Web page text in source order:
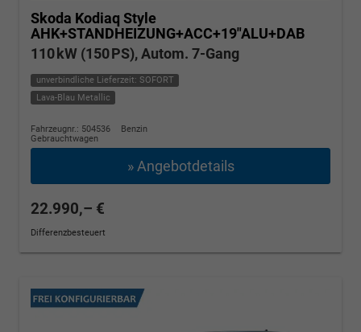
Skoda Kodiaq Style
AHK+STANDHEIZUNG+ACC+19"ALU+DAB
110 kW (150 PS), Autom. 7-Gang
unverbindliche Lieferzeit: SOFORT
Lava-Blau Metallic
Fahrzeugnr.: 504536
Benzin
Gebrauchtwagen
» Angebotdetails
22.990,– €
Differenzbesteuert